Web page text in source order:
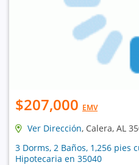
$207,000 EMV
Ver Dirección, Calera, AL
3 Dorms, 2 Baños, 1,256 pies
Hipotecaria en 35040